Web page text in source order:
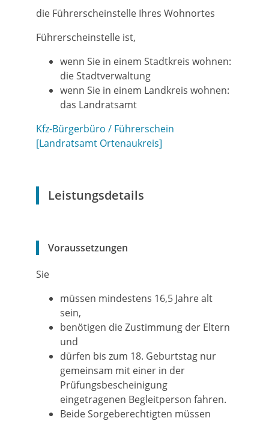
die Führerscheinstelle Ihres Wohnortes
Führerscheinstelle ist,
wenn Sie in einem Stadtkreis wohnen:
die Stadtverwaltung
wenn Sie in einem Landkreis wohnen:
das Landratsamt
Kfz-Bürgerbüro / Führerschein
[Landratsamt Ortenaukreis]
Leistungsdetails
Voraussetzungen
Sie
müssen mindestens 16,5 Jahre alt
sein,
benötigen die Zustimmung der Eltern
und
dürfen bis zum 18. Geburtstag nur
gemeinsam mit einer in der
Prüfungsbescheinigung
eingetragenen Begleitperson fahren.
Beide Sorgeberechtigten müssen